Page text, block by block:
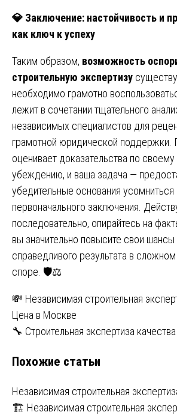
💎 Заключение: настойчивость и
как ключ к успеху
Таким образом, возможность
строительную экспертизу
необходимо грамотно
лежит в сочетании тщательного
независимых специалистов для
грамотной юридической поддержки.
оценивает доказательства по
убеждению, и ваша задача —
убедительные основания усомниться
первоначального заключения.
последовательно, опирайтесь на
вы значительно повысите свои
справедливого результата в
споре. 🛡️⚖️
Навигация
по
💸 Независимая строительная
Цена в Москве
🔧 Строительная экспертиза
Похожие статьи
Независимая строительная
🏗️ Независимая строительная